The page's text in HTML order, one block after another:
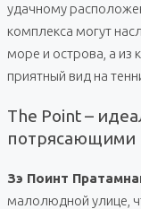
удачному
комплекса могут
море и острова, а из
приятный вид на
The Point –
потрясающими
Зэ Поинт
малолюдной улице,